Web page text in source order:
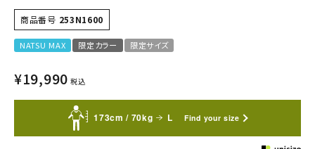
商品番号 253N1600
NATSU MAX 限定カラー 限定サイズ
¥19,990 税込
173cm / 70kg L Find your size